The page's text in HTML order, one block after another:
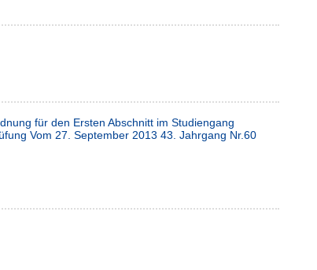
für den Ersten Abschnitt im Studiengang
Vom 27. September 2013 43. Jahrgang Nr.60